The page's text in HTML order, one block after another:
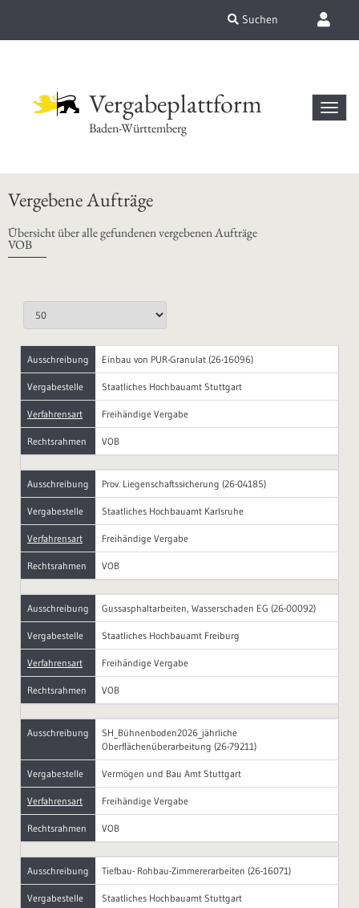
Suchen
Vergabeplattform
Baden-Württemberg
Vergebene Aufträge
Übersicht über alle gefundenen vergebenen Aufträge
VOB
Ausschreibung Einbau von PUR-Granulat (26-16096)
Vergabestelle Staatliches Hochbauamt Stuttgart
Verfahrensart Freihändige Vergabe
Rechtsrahmen VOB
Ausschreibung Prov. Liegenschaftssicherung (26-04185)
Vergabestelle Staatliches Hochbauamt Karlsruhe
Verfahrensart Freihändige Vergabe
Rechtsrahmen VOB
Ausschreibung Gussasphaltarbeiten, Wasserschaden EG (26-00092)
Vergabestelle Staatliches Hochbauamt Freiburg
Verfahrensart Freihändige Vergabe
Rechtsrahmen VOB
Ausschreibung
SH_Bühnenboden2026_jährliche
Oberflächenüberarbeitung (26-79211)
Vergabestelle Vermögen und Bau Amt Stuttgart
Verfahrensart Freihändige Vergabe
Rechtsrahmen VOB
Ausschreibung Tiefbau- Rohbau-Zimmererarbeiten (26-16071)
Vergabestelle Staatliches Hochbauamt Stuttgart